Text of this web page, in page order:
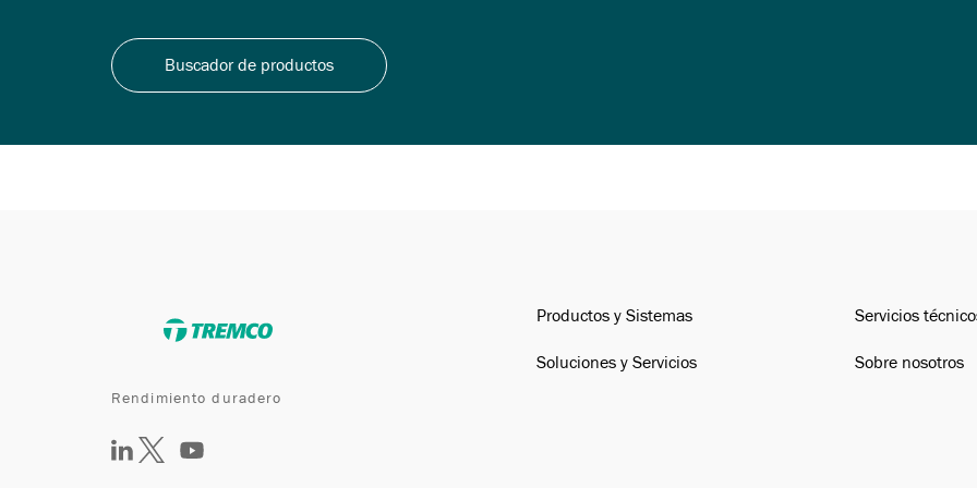
Buscador de productos
Rendimiento duradero
Productos y Sistemas
Soluciones y Servicios
Servicios
Sobre nosotros